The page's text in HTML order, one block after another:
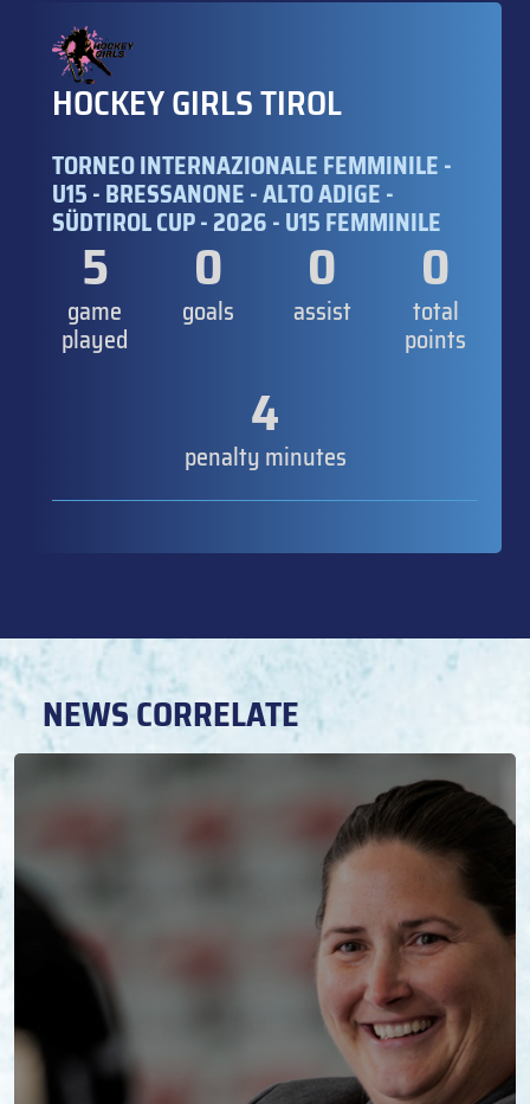
HOCKEY GIRLS TIROL
TORNEO INTERNAZIONALE FEMMINILE -
U15 - BRESSANONE - ALTO ADIGE -
SÜDTIROL CUP - 2026 - U15 FEMMINILE
5
game
played
0
goals
0
assist
0
total
points
4
penalty minutes
NEWS CORRELATE